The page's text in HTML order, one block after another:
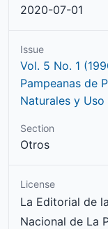
2020-07-01
Issue
Vol. 5 No. 1
Pampeanas de
Naturales y Uso
Section
Otros
License
La Editorial de
Nacional de La